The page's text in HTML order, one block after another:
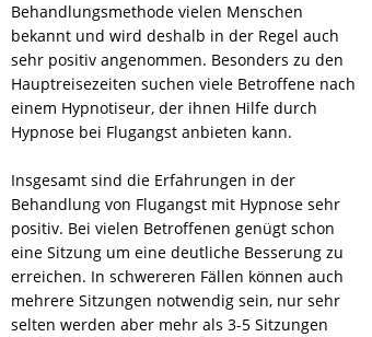
Behandlungsmethode vielen Menschen
bekannt und wird deshalb in der Regel auch
sehr positiv angenommen. Besonders zu den
Hauptreisezeiten suchen viele Betroffene nach
einem Hypnotiseur, der ihnen Hilfe durch
Hypnose bei Flugangst anbieten kann.
Insgesamt sind die Erfahrungen in der
Behandlung von Flugangst mit Hypnose sehr
positiv. Bei vielen Betroffenen genügt schon
eine Sitzung um eine deutliche Besserung zu
erreichen. In schwereren Fällen können auch
mehrere Sitzungen notwendig sein, nur sehr
selten werden aber mehr als 3-5 Sitzungen